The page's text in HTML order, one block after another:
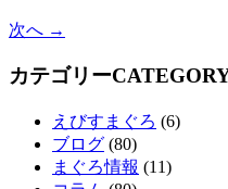
次へ →
カテゴリー
えびすまぐろ (6)
ブログ (80)
まぐろ情報 (11)